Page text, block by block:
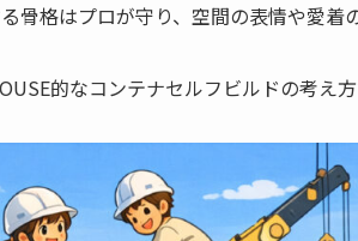
骨格はプロが守り、空間の表情や愛着
的なコンテナセルフビルドの考え方